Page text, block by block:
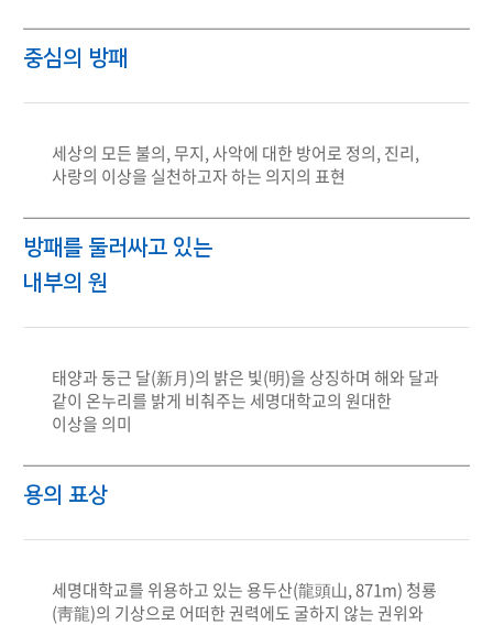
중심의 방패
세상의 모든 불의, 무지, 사악에 대한 방어로 정의, 진리,
사랑의 이상을 실천하고자 하는 의지의 표현
방패를 둘러싸고 있는
내부의 원
태양과 둥근 달(新月)의 밝은 빛(明)을 상징하며 해와 달과
같이 온누리를 밝게 비춰주는 세명대학교의 원대한
이상을 의미
용의 표상
세명대학교를 위용하고 있는 용두산(龍頭山, 871m) 청룡
(靑龍)의 기상으로 어떠한 권력에도 굴하지 않는 권위와